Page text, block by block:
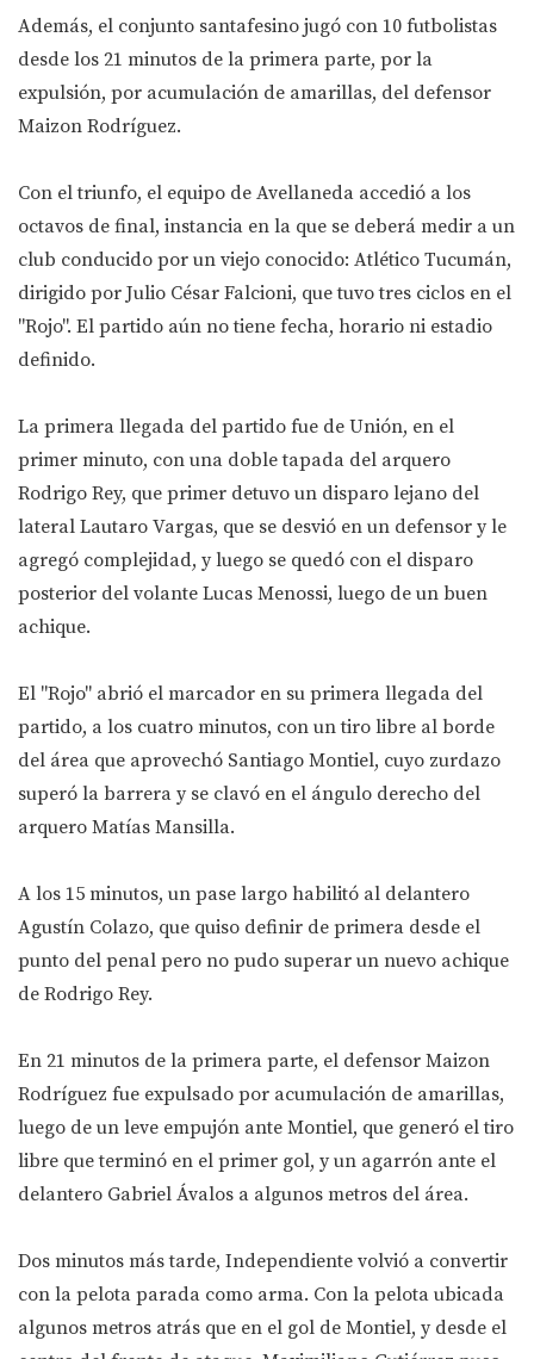
Además, el conjunto santafesino jugó con 10 futbolistas
desde los 21 minutos de la primera parte, por la
expulsión, por acumulación de amarillas, del defensor
Maizon Rodríguez.
Con el triunfo, el equipo de Avellaneda accedió a los
octavos de final, instancia en la que se deberá medir a un
club conducido por un viejo conocido: Atlético Tucumán,
dirigido por Julio César Falcioni, que tuvo tres ciclos en el
"Rojo". El partido aún no tiene fecha, horario ni estadio
definido.
La primera llegada del partido fue de Unión, en el
primer minuto, con una doble tapada del arquero
Rodrigo Rey, que primer detuvo un disparo lejano del
lateral Lautaro Vargas, que se desvió en un defensor y le
agregó complejidad, y luego se quedó con el disparo
posterior del volante Lucas Menossi, luego de un buen
achique.
El "Rojo" abrió el marcador en su primera llegada del
partido, a los cuatro minutos, con un tiro libre al borde
del área que aprovechó Santiago Montiel, cuyo zurdazo
superó la barrera y se clavó en el ángulo derecho del
arquero Matías Mansilla.
A los 15 minutos, un pase largo habilitó al delantero
Agustín Colazo, que quiso definir de primera desde el
punto del penal pero no pudo superar un nuevo achique
de Rodrigo Rey.
En 21 minutos de la primera parte, el defensor Maizon
Rodríguez fue expulsado por acumulación de amarillas,
luego de un leve empujón ante Montiel, que generó el tiro
libre que terminó en el primer gol, y un agarrón ante el
delantero Gabriel Ávalos a algunos metros del área.
Dos minutos más tarde, Independiente volvió a convertir
con la pelota parada como arma. Con la pelota ubicada
algunos metros atrás que en el gol de Montiel, y desde el